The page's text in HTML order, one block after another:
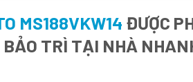
MS188VKW14 ĐƯỢC
TRÌ TẠI NHÀ